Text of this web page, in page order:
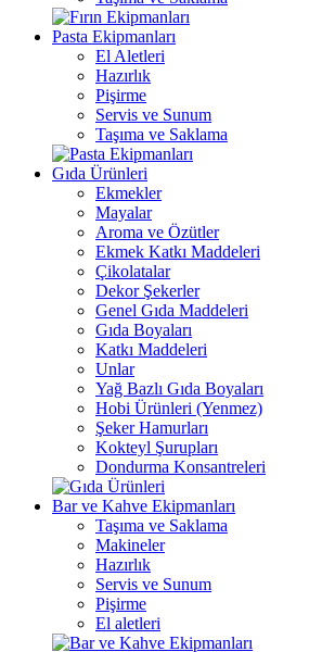
Pasta Ekipmanları
El Aletleri
Hazırlık
Pişirme
Servis ve Sunum
Taşıma ve Saklama
Gıda Ürünleri
Ekmekler
Mayalar
Aroma ve Özütler
Ekmek Katkı Maddeleri
Çikolatalar
Dekor Şekerler
Genel Gıda Maddeleri
Gıda Boyaları
Katkı Maddeleri
Unlar
Yağ Bazlı Gıda Boyaları
Hobi Ürünleri (Yenmez)
Şeker Hamurları
Kokteyl Şurupları
Dondurma Konsantreleri
Bar ve Kahve Ekipmanları
Taşıma ve Saklama
Makineler
Hazırlık
Servis ve Sunum
Pişirme
El aletleri